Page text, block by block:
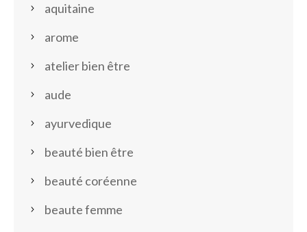
aquitaine
arome
atelier bien être
aude
ayurvedique
beauté bien être
beauté coréenne
beaute femme